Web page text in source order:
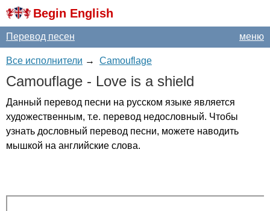
Begin English
меню
Перевод песен
Все исполнители → Camouflage
Camouflage - Love is a shield
Данный перевод песни на русском языке является
художественным, т.е. перевод недословный. Чтобы
узнать дословный перевод песни, можете наводить
мышкой на английские слова.